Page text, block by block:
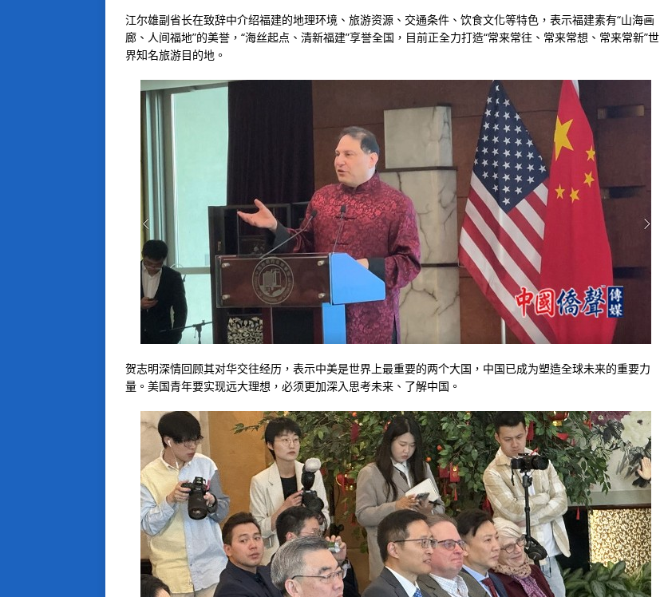
江尔雄副省长在致辞中介绍福建的地理环境、旅游资源、交通条件、饮食文化等特色，表示福建素有“山海画
廊、人间福地”的美誉，“海丝起点、清新福建”享誉全国，目前正全力打造“常来常往、常来常想、常来常新”世
界知名旅游目的地。
贺志明深情回顾其对华交往经历，表示中美是世界上最重要的两个大国，中国已成为塑造全球未来的重要力
量。美国青年要实现远大理想，必须更加深入思考未来、了解中国。